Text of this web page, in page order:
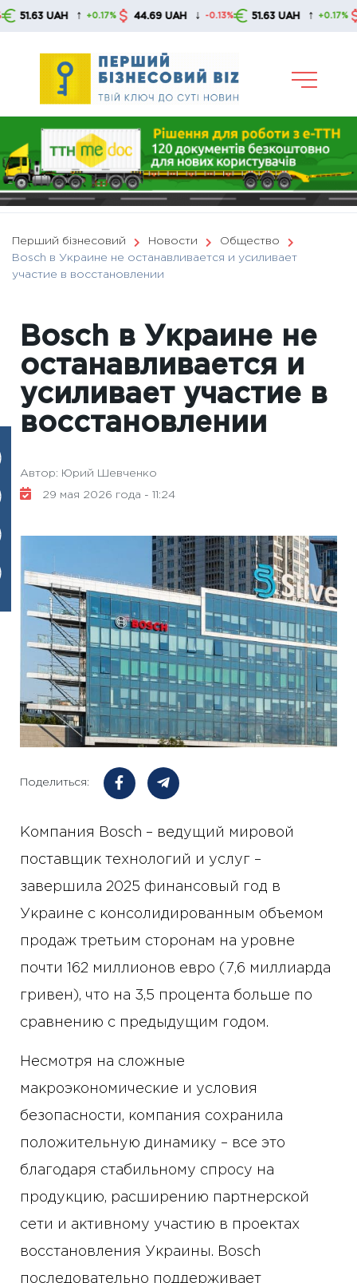
Skip
↑ +0.17% 44.69 UAH ↓ -0.13% 51.63 UAH ↑ +0.17% 44.69
Перший бізнесовий Новости
Общество
Bosch в Украине не останавливается и усиливает
участие в восстановлении
Bosch в Украине не
останавливается и
усиливает участие в
восстановлении
Автор: Юрий Шевченко
29 мая 2026 года - 11:24
Поделиться:
Компания Bosch – ведущий мировой
поставщик технологий и услуг –
завершила 2025 финансовый год в
Украине с консолидированным объемом
продаж третьим сторонам на уровне
почти 162 миллионов евро (7,6 миллиарда
гривен), что на 3,5 процента больше по
сравнению с предыдущим годом.
Несмотря на сложные
макроэкономические и условия
безопасности, компания сохранила
положительную динамику – все это
благодаря стабильному спросу на
продукцию, расширению партнерской
сети и активному участию в проектах
восстановления Украины. Bosch
последовательно поддерживает